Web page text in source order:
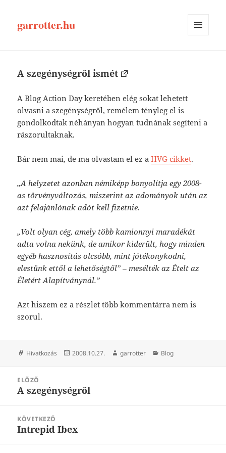
garrotter.hu
A szegénységről ismét
A Blog Action Day keretében elég sokat lehetett
olvasni a szegénységről, remélem tényleg el is
gondolkodtak néhányan hogyan tudnának segíteni a
rászorultaknak.
Bár nem mai, de ma olvastam el ez aHVG cikket.
„A helyzetet azonban némiképp bonyolítja egy 2008-
as törvényváltozás, miszerint az adományok után az
azt felajánlónak adót kell fizetnie.
„Volt olyan cég, amely több kamionnyi maradékát
adta volna nekünk, de amikor kiderült, hogy minden
egyéb hasznosítás olcsóbb, mint jótékonykodni,
elestünk ettől a lehetőségtől” – mesélték az Ételt az
Életért Alapítványnál.”
Azt hiszem ez a részlet több kommentárra nem is
szorul.
Forma
Hivatkozás Közzétéve
2008.10.27. Szerző
garrotter Kategória
Blog
navigáció
ELŐZŐ
Korábbi
A szegénységről
KÖVETKEZŐ
Következő
Intrepid Ibex